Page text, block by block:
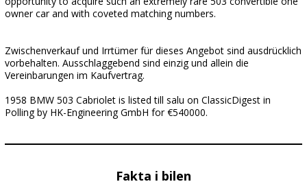
owner car and with coveted matching numbers.
Zwischenverkauf und Irrtümer für dieses Angebot sind ausdrücklich
vorbehalten. Ausschlaggebend sind einzig und allein die
Vereinbarungen im Kaufvertrag.
1958 BMW 503 Cabriolet is listed till salu on ClassicDigest in
Polling by HK-Engineering GmbH for €540000.
Fakta i bilen